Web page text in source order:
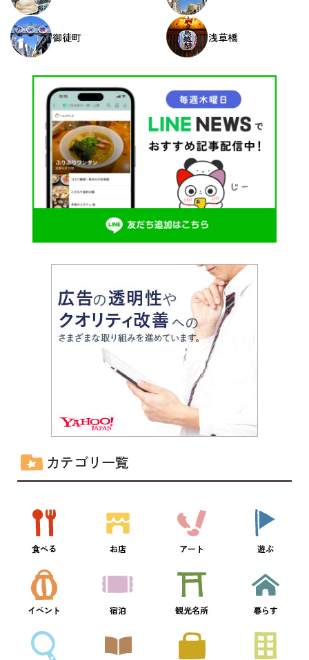
御徒町 浅草橋
カテゴリ一覧
食べる お店 アート 遊ぶ
イベント 宿泊 観光名所 暮らす